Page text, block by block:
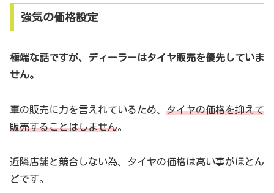
強気の価格設定
極端な話ですが、ディーラーはタイヤ販売を優先していま
せん。
車の販売に力を言えれているため、 タイヤの価格を抑えて
販売することはしません。
近隣店舗と競合しない為、タイヤの価格は高い事がほとん
どです。